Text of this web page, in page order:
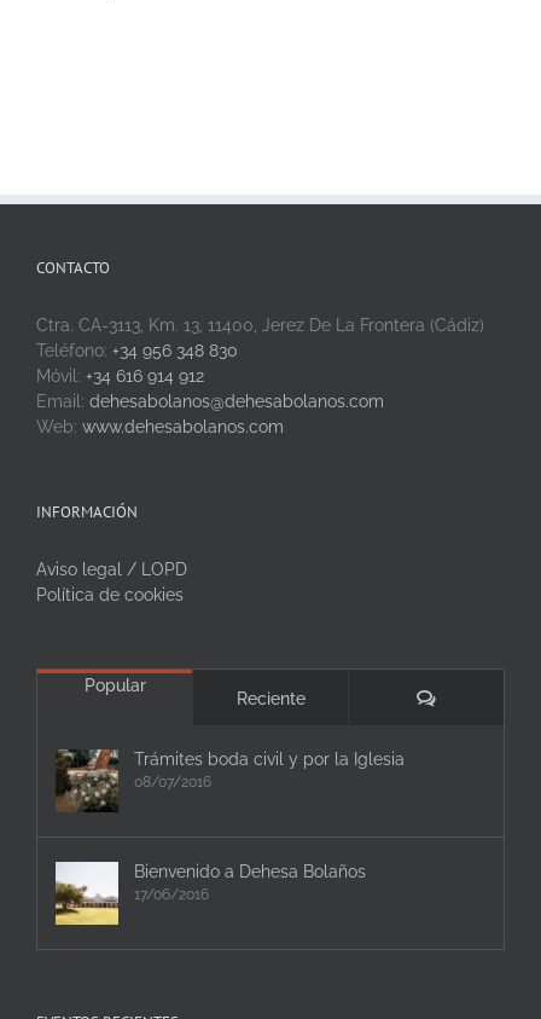
CONTACTO
Ctra. CA-3113, Km. 13, 11400, Jerez De La Frontera (Cádiz)
Teléfono: +34 956 348 830
Móvil: +34 616 914 912
Email: dehesabolanos@dehesabolanos.com
Web: www.dehesabolanos.com
INFORMACIÓN
Aviso legal / LOPD
Política de cookies
Popular
Reciente Comentarios
Trámites boda civil y por la Iglesia
08/07/2016
Bienvenido a Dehesa Bolaños
17/06/2016